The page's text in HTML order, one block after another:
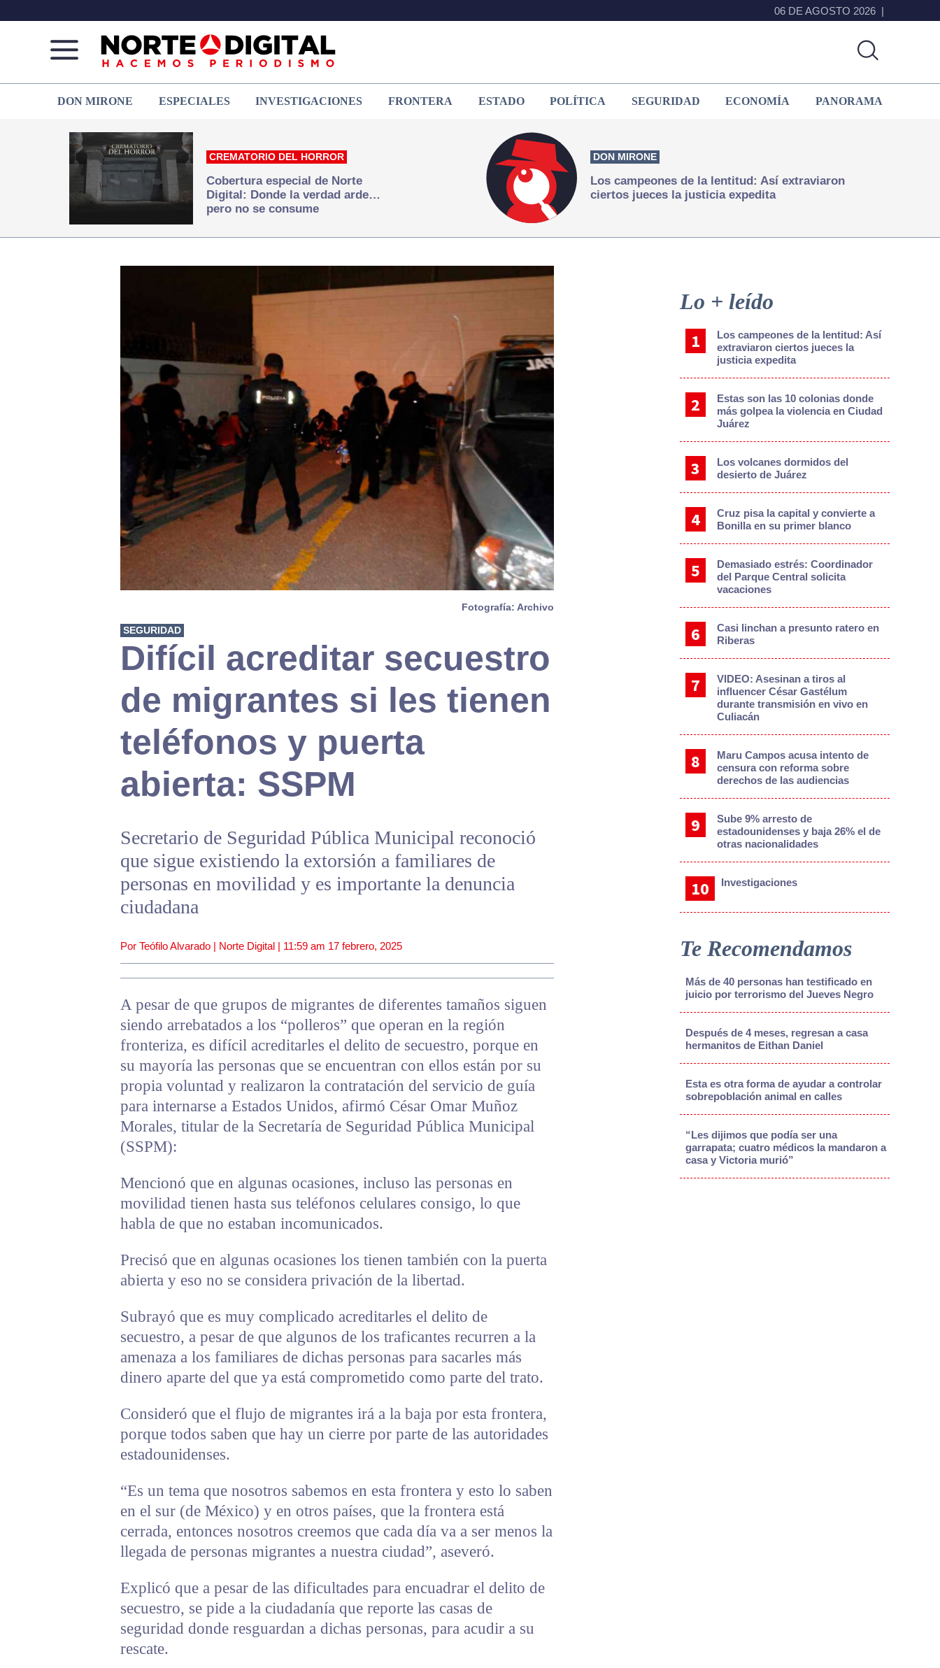
06 DE AGOSTO 2026
de
Juárez
que
hacemos periodismo
DON MIRONE ESPECIALES INVESTIGACIONES FRONTERA ESTADO POLÍTICA SEGURIDAD ECONOMÍA PANORAMA
CREMATORIO DEL HORROR
Cobertura especial de Norte
Digital: Donde la verdad arde…
pero no se consume
DON MIRONE
Los campeones de la lentitud: Así extraviaron
ciertos jueces la justicia expedita
Fotografía: Archivo
SEGURIDAD
Difícil acreditar secuestro
de migrantes si les tienen
teléfonos y puerta
abierta: SSPM
Secretario de Seguridad Pública Municipal reconoció
que sigue existiendo la extorsión a familiares de
personas en movilidad y es importante la denuncia
ciudadana
Por Teófilo Alvarado | Norte Digital | 11:59 am 17 febrero, 2025
A pesar de que grupos de migrantes de diferentes tamaños siguen
siendo arrebatados a los “polleros” que operan en la región
fronteriza, es difícil acreditarles el delito de secuestro, porque en
su mayoría las personas que se encuentran con ellos están por su
propia voluntad y realizaron la contratación del servicio de guía
para internarse a Estados Unidos, afirmó César Omar Muñoz
Morales, titular de la Secretaría de Seguridad Pública Municipal
(SSPM):
Mencionó que en algunas ocasiones, incluso las personas en
movilidad tienen hasta sus teléfonos celulares consigo, lo que
habla de que no estaban incomunicados.
Precisó que en algunas ocasiones los tienen también con la puerta
abierta y eso no se considera privación de la libertad.
Subrayó que es muy complicado acreditarles el delito de
secuestro, a pesar de que algunos de los traficantes recurren a la
amenaza a los familiares de dichas personas para sacarles más
dinero aparte del que ya está comprometido como parte del trato.
Consideró que el flujo de migrantes irá a la baja por esta frontera,
porque todos saben que hay un cierre por parte de las autoridades
estadounidenses.
“Es un tema que nosotros sabemos en esta frontera y esto lo saben
en el sur (de México) y en otros países, que la frontera está
cerrada, entonces nosotros creemos que cada día va a ser menos la
llegada de personas migrantes a nuestra ciudad”, aseveró.
Explicó que a pesar de las dificultades para encuadrar el delito de
secuestro, se pide a la ciudadanía que reporte las casas de
seguridad donde resguardan a dichas personas, para acudir a su
rescate.
Sidebar
Lo + leído
Los campeones de la lentitud: Así
extraviaron ciertos jueces la
justicia expedita
Estas son las 10 colonias donde
más golpea la violencia en Ciudad
Juárez
Los volcanes dormidos del
desierto de Juárez
Cruz pisa la capital y convierte a
Bonilla en su primer blanco
Demasiado estrés: Coordinador
del Parque Central solicita
vacaciones
Casi linchan a presunto ratero en
Riberas
VIDEO: Asesinan a tiros al
influencer César Gastélum
durante transmisión en vivo en
Culiacán
Maru Campos acusa intento de
censura con reforma sobre
derechos de las audiencias
Sube 9% arresto de
estadounidenses y baja 26% el de
otras nacionalidades
Investigaciones
Te Recomendamos
Más de 40 personas han testificado en
juicio por terrorismo del Jueves Negro
Después de 4 meses, regresan a casa
hermanitos de Eithan Daniel
Esta es otra forma de ayudar a controlar
sobrepoblación animal en calles
“Les dijimos que podía ser una
garrapata; cuatro médicos la mandaron a
casa y Victoria murió”